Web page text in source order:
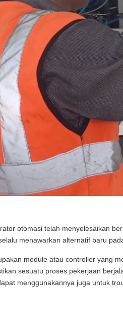
otomasi telah menyelesaikan
menawarkan alternatif baru
module atau controller yang
sesuatu proses pekerjaan
menggunakannya juga untuk